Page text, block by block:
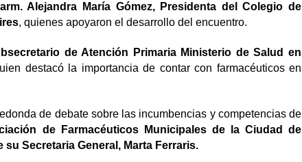
Alejandra María Gómez, Presidenta del Colegio de
, quienes apoyaron el desarrollo del encuentro.
de Atención Primaria Ministerio de Salud en
destacó la importancia de contar con farmacéuticos en
de debate sobre las incumbencias y competencias de
de Farmacéuticos Municipales de la Ciudad de
Secretaria General, Marta Ferraris.